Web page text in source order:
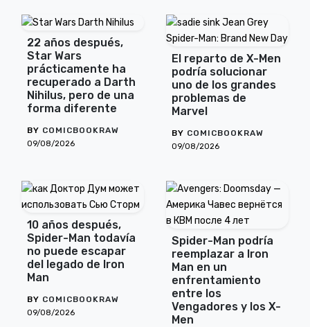
22 años después,
Star Wars
prácticamente ha
recuperado a Darth
Nihilus, pero de una
forma diferente
BY COMICBOOKRAW
09/08/2026
El reparto de X-Men
podría solucionar
uno de los grandes
problemas de
Marvel
BY COMICBOOKRAW
09/08/2026
10 años después,
Spider-Man todavía
no puede escapar
del legado de Iron
Man
BY COMICBOOKRAW
09/08/2026
Spider-Man podría
reemplazar a Iron
Man en un
enfrentamiento
entre los
Vengadores y los X-
Men